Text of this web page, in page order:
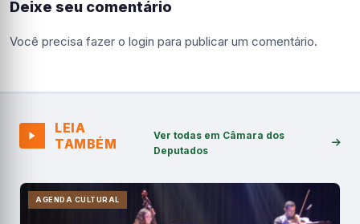
Deixe seu comentário
Você precisa fazer o login para publicar um comentário.
LEIA
TAMBÉM
Ver todas em Câmara dos
Deputados
AGENDA CULTURAL